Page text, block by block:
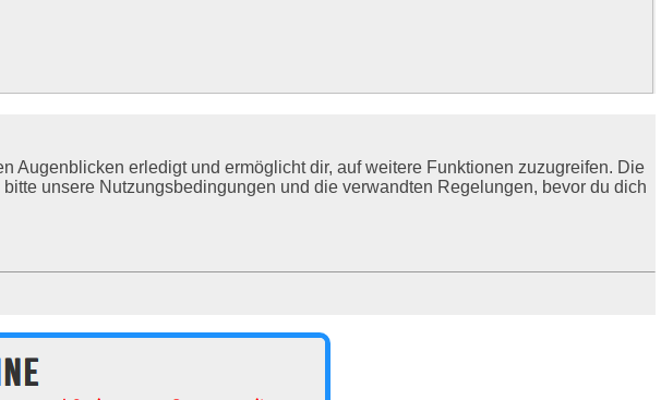
Augenblicken erledigt und ermöglicht dir, auf weitere Funktionen zuzugreifen. Die
unsere Nutzungsbedingungen und die verwandten Regelungen, bevor du dich